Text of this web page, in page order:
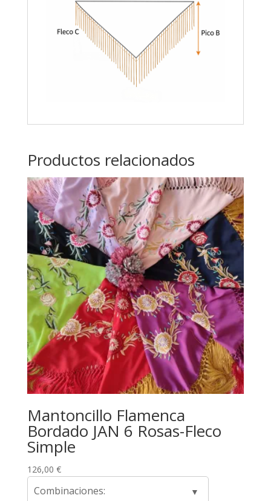
Productos relacionados
Mantoncillo Flamenca
Bordado JAN 6 Rosas-Fleco
Simple
126,00 €
Combinaciones: